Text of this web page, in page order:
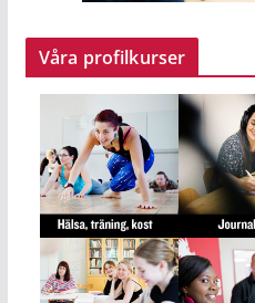
Våra profilkurser